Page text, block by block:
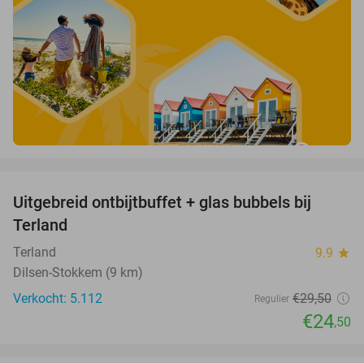
Uitgebreid ontbijtbuffet + glas bubbels bij
Terland
Terland 9.9 star
Dilsen-Stokkem (9 km)
Verkocht: 5.112
Regulier €29,50
€24,50